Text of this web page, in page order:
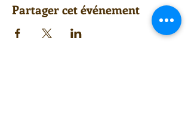
Partager cet événement